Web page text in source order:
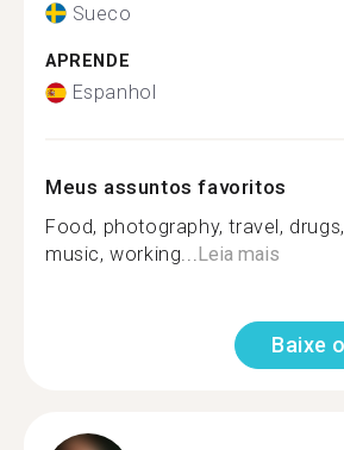
Sueco
APRENDE
Espanhol
Meus assuntos favoritos
Food, photography, travel,
music, working...Leia mais
Baixe